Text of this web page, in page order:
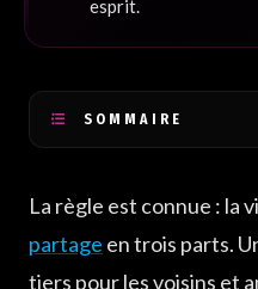
esprit.
SOMMAIRE
Pourquoi 3 tiers et pas 2
Comment faire
La règle est connue : la
partage en trois parts.
tiers pour les voisins et